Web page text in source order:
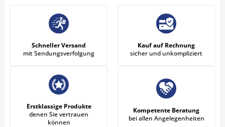
Schneller Versand
mit Sendungsverfolgung
Kauf auf Rechnung
sicher und unkompliziert
Erstklassige Produkte
denen Sie vertrauen
können
Kompetente Beratung
bei allen Angelegenheiten